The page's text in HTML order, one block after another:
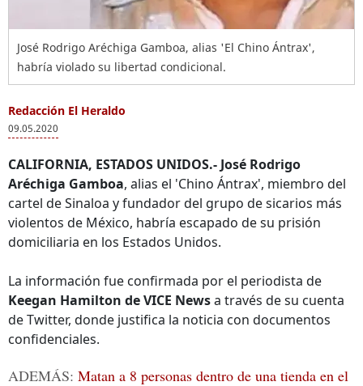
José Rodrigo Aréchiga Gamboa, alias 'El Chino Ántrax',
habría violado su libertad condicional.
Redacción El Heraldo
09.05.2020
CALIFORNIA, ESTADOS UNIDOS.- José Rodrigo
Aréchiga Gamboa, alias el 'Chino Ántrax', miembro del
cartel de Sinaloa y fundador del grupo de sicarios más
violentos de México, habría escapado de su prisión
domiciliaria en los Estados Unidos.
La información fue confirmada por el periodista de
Keegan Hamilton de VICE Newsa través de su cuenta
de Twitter, donde justifica la noticia con documentos
confidenciales.
ADEMÁS: Matan a 8 personas dentro de una tienda en el